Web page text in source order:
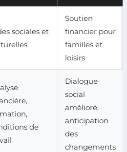
sociales et
Soutien
financier pour
familles et
loisirs
de
Dialogue
social
amélioré,
anticipation
des
changements